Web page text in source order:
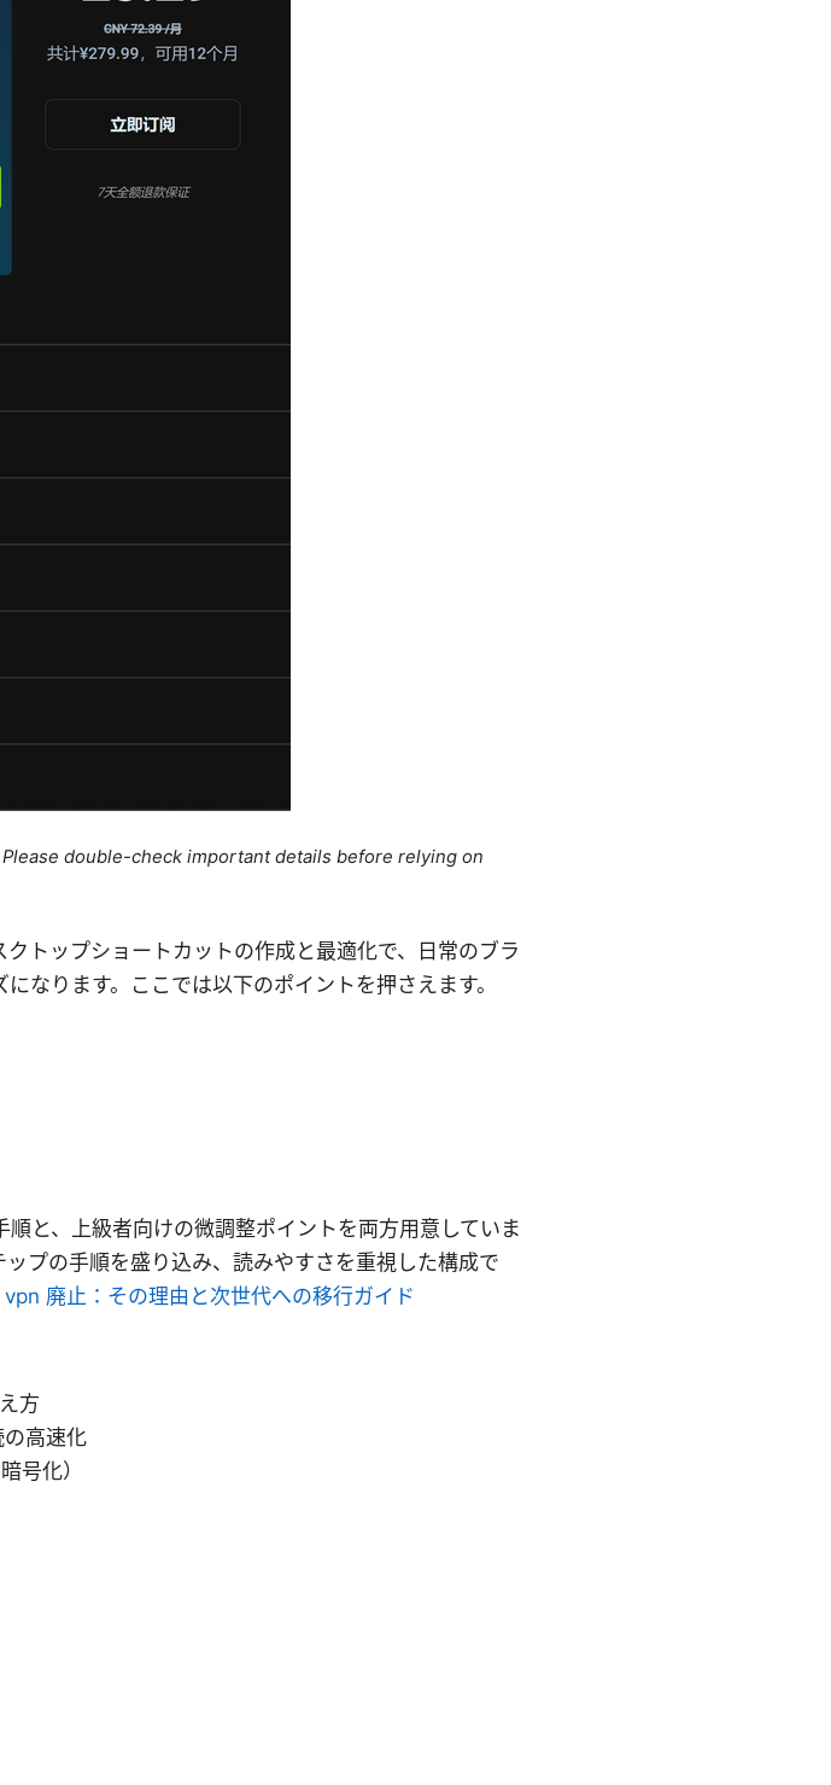
double-check important details before relying on
トップショートカットの作成と最適化で、日常のブラ
なります。ここでは以下のポイントを押さえます。
と、上級者向けの微調整ポイントを両方用意していま
プの手順を盛り込み、読みやすさを重視した構成で
vpn 廃止：その理由と次世代への移行ガイド
方
高速化
号化）